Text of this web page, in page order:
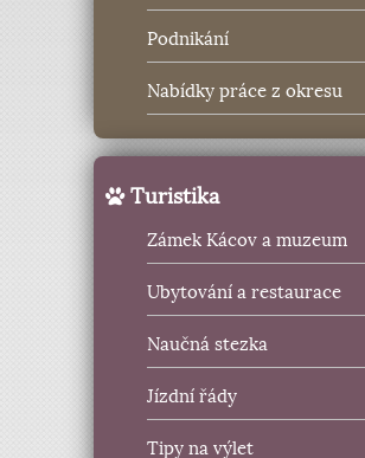
Podnikání
Nabídky práce z okresu
Turistika
Zámek Kácov a muzeum
Ubytování a restaurace
Naučná stezka
Jízdní řády
Tipy na výlet